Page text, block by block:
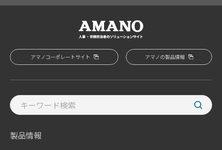
アマノコーポレートサイト アマノの製品情報
製品情報